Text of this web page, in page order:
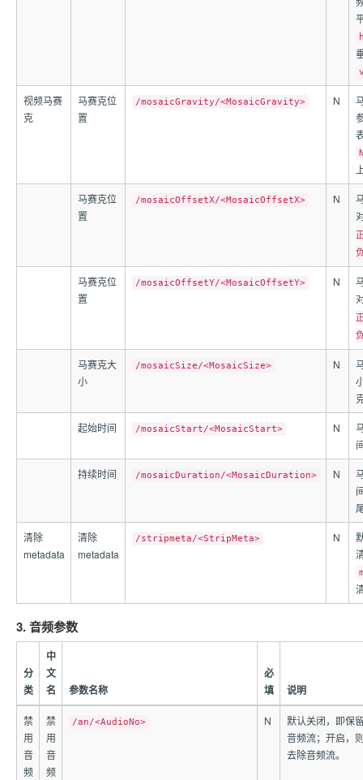
视频马赛
克
马赛克位
置
/mosaicGravity/<MosaicGravity> N
马赛克位
置
/mosaicOffsetX/<MosaicOffsetX> N
马赛克位
置
/mosaicOffsetY/<MosaicOffsetY> N
马赛克大
小
/mosaicSize/<MosaicSize> N
起始时间 /mosaicStart/<MosaicStart> N
持续时间 /mosaicDuration/<MosaicDuration> N
清除
metadata
清除
metadata
/stripmeta/<StripMeta> N
3. 音频参数
分
类
中
文
名
参数名称
必
填
说明
禁
用
音
频
禁
用
音
频
/an/<AudioNo> N
默认关闭，即保
音频流；开启，
去除音频流。